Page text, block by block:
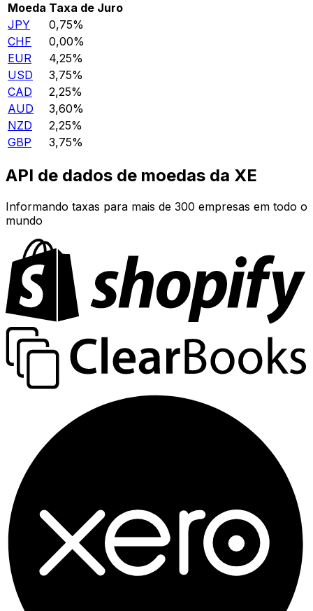
Moeda Taxa de Juro
JPY
0,75%
CHF
0,00%
EUR
4,25%
USD
3,75%
CAD
2,25%
AUD
3,60%
NZD
2,25%
GBP
3,75%
API de dados de moedas da XE
Informando taxas para mais de 300 empresas em todo o
mundo